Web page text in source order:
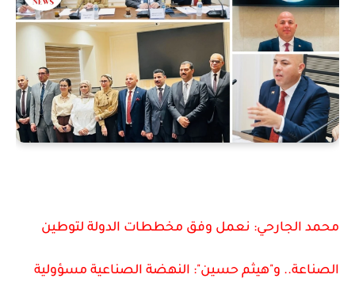
محمد الجارحي: نعمل وفق مخططات الدولة لتوطين
الصناعة.. و"هيثم حسين": النهضة الصناعية مسؤولية